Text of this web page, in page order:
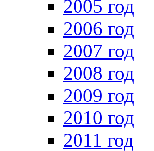
2005 год
2006 год
2007 год
2008 год
2009 год
2010 год
2011 год